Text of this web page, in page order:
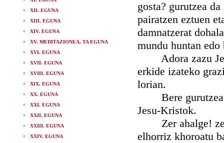
XII. EGUNA
XIII. EGUNA
XIV. EGUNA
XV. MEDITAZIONEA, TA EGUNA
XVI. EGUNA
XVII. EGUNA
XVIII. EGUNA
XIX. EGUNA
XX. EGUNA
XXI. EGUNA
XXII. EGUNA
XXIII. EGUNA
XXIV. EGUNA
gosta? gurutzea
pairatzen eztuen
damnatzerat
mundu huntan edo
Adora zazu
erkide izateko
lorian.
Bere gurutzea
Jesu-Kristok.
Zer ahalge! zer
elhorriz khoroatu